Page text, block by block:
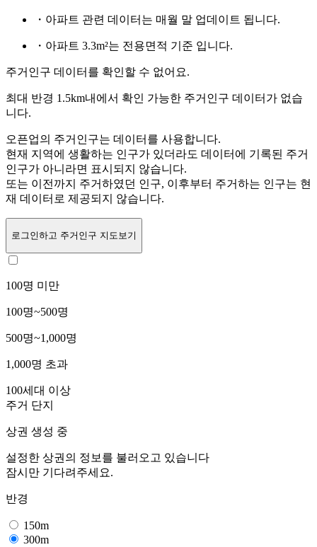
・아파트 관련 데이터는 매월 말 업데이트 됩니다.
・아파트 3.3m²는 전용면적 기준 입니다.
주거인구 데이터를 확인할 수 없어요.
최대 반경 1.5km내에서 확인 가능한 주거인구 데이터가 없습
니다.
오픈업의 주거인구는 데이터를 사용합니다.
현재 지역에 생활하는 인구가 있더라도 데이터에 기록된 주거
인구가 아니라면 표시되지 않습니다.
또는 이전까지 주거하였던 인구, 이후부터 주거하는 인구는 현
재 데이터로 제공되지 않습니다.
로그인하고 주거인구 지도보기
100명 미만
100명~500명
500명~1,000명
1,000명 초과
100세대 이상
주거 단지
상권 생성 중
설정한 상권의 정보를 불러오고 있습니다
잠시만 기다려주세요.
반경
150m
300m